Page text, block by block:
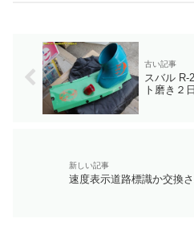
スバル R-
ト磨き２
速度表示道路標識か交換